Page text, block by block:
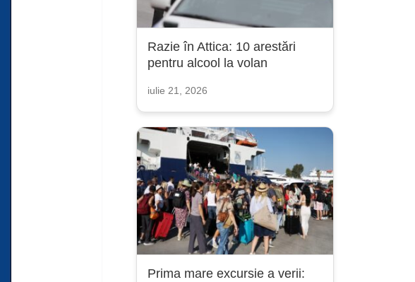
Razie în Attica: 10 arestări
pentru alcool la volan
iulie 21, 2026
Prima mare excursie a verii: